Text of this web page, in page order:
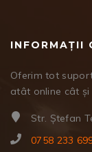
INFORMAȚII
Oferim tot
atât online cât și
Str. Ștefan
0758 233